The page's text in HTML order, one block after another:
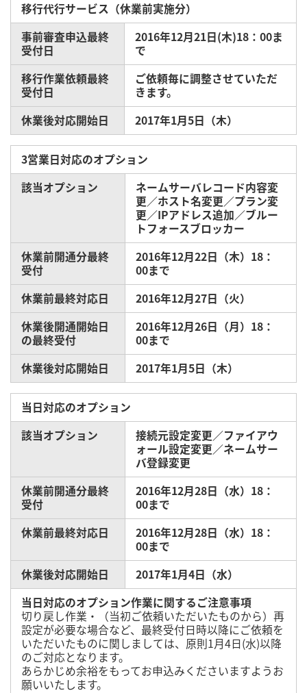
移行代行サービス（休業前実施分）
事前審査申込最終
受付日
2016年12月21日(木)18：00ま
で
移行作業依頼最終
受付日
ご依頼毎に調整させていただ
きます。
休業後対応開始日
2017年1月5日（木）
3営業日対応のオプション
該当オプション
ネームサーバレコード内容変
更／ホスト名変更／プラン変
更／IPアドレス追加／ブルー
トフォースブロッカー
休業前開通分最終
受付
2016年12月22日（木）18：
00まで
休業前最終対応日
2016年12月27日（火）
休業後開通開始日
の最終受付
2016年12月26日（月）18：
00まで
休業後対応開始日
2017年1月5日（木）
当日対応のオプション
該当オプション
接続元設定変更／ファイアウ
ォール設定変更／ネームサー
バ登録変更
休業前開通分最終
受付
2016年12月28日（水）18：
00まで
休業前最終対応日
2016年12月28日（水）18：
00まで
休業後対応開始日
2017年1月4日（水）
当日対応のオプション作業に関するご注意事項
切り戻し作業・（当初ご依頼いただいたものから）再
設定が必要な場合など、最終受付日時以降にご依頼を
いただいたものに関しましては、原則1月4日(水)以降
のご対応となります。
あらかじめ余裕をもってお申込みくださいますようお
願いいたします。